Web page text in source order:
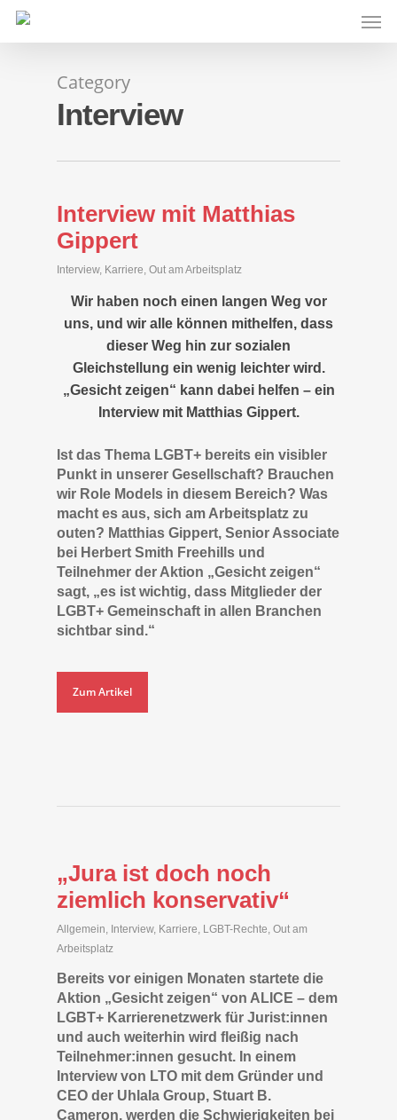
Skip
main
Category
Interview
Interview mit Matthias
Gippert
Interview, Karriere, Out am Arbeitsplatz
Wir haben noch einen langen Weg vor
uns, und wir alle können mithelfen, dass
dieser Weg hin zur sozialen
Gleichstellung ein wenig leichter wird.
„Gesicht zeigen“ kann dabei helfen – ein
Interview mit Matthias Gippert.
Ist das Thema LGBT+ bereits ein visibler
Punkt in unserer Gesellschaft? Brauchen
wir Role Models in diesem Bereich? Was
macht es aus, sich am Arbeitsplatz zu
outen? Matthias Gippert, Senior Associate
bei Herbert Smith Freehills und
Teilnehmer der Aktion „Gesicht zeigen“
sagt, „es ist wichtig, dass Mitglieder der
LGBT+ Gemeinschaft in allen Branchen
sichtbar sind.“
Zum Artikel
„Jura ist doch noch
ziemlich konservativ“
Allgemein, Interview, Karriere, LGBT-Rechte, Out am
Arbeitsplatz
Bereits vor einigen Monaten startete die
Aktion „Gesicht zeigen“ von ALICE – dem
LGBT+ Karrierenetzwerk für Jurist:innen
und auch weiterhin wird fleißig nach
Teilnehmer:innen gesucht. In einem
Interview von LTO mit dem Gründer und
CEO der Uhlala Group, Stuart B.
Cameron, werden die Schwierigkeiten bei